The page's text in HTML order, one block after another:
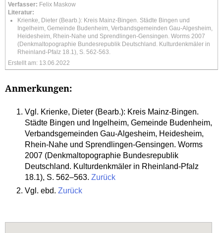
Verfasser: Felix Maskow
Literatur:
Krienke, Dieter (Bearb.): Kreis Mainz-Bingen. Städte Bingen und
Ingelheim, Gemeinde Budenheim, Verbandsgemeinden Gau-Algesheim,
Heidesheim, Rhein-Nahe und Sprendlingen-Gensingen. Worms 2007
(Denkmaltopographie Bundesrepublik Deutschland. Kulturdenkmäler in
Rheinland-Pfalz 18.1), S. 562-563.
Erstellt am: 13.06.2022
Anmerkungen:
Vgl. Krienke, Dieter (Bearb.): Kreis Mainz-Bingen.
Städte Bingen und Ingelheim, Gemeinde Budenheim,
Verbandsgemeinden Gau-Algesheim, Heidesheim,
Rhein-Nahe und Sprendlingen-Gensingen. Worms
2007 (Denkmaltopographie Bundesrepublik
Deutschland. Kulturdenkmäler in Rheinland-Pfalz
18.1), S. 562–563. Zurück
Vgl. ebd. Zurück